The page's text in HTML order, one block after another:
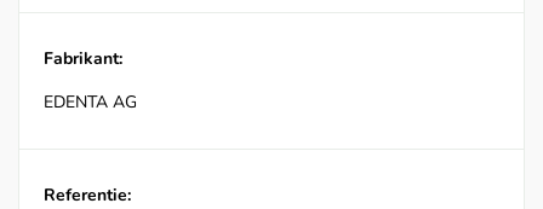
Fabrikant:
EDENTA AG
Referentie: